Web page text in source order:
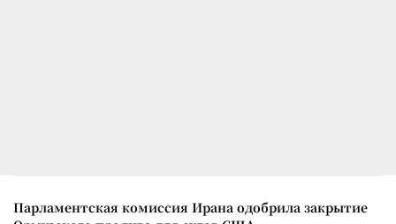
Парламентская комиссия Ирана одобрила закрытие